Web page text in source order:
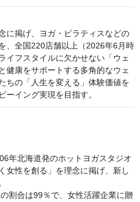
に掲げ、ヨガ・ピラティスなどの
、全国220店舗以上（2026年6月時
イフスタイルに欠かせない「ウェ
健康をサポートする多角的なウェ
ちの「人生を変える」体験価値を
ーイング実現を目指す。
年北海道発のホットヨガスタジオ
女性を創る」を理念に掲げ、新し
割合は99％で、女性活躍企業に贈